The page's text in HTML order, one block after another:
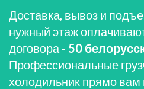
Доставка, вывоз и
нужный этаж
договора - 50
Профессиональные
холодильник прямо вам